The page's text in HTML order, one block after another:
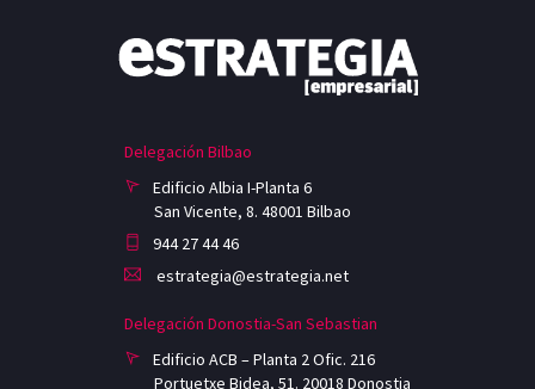
Delegación Bilbao
Edificio Albia I-Planta 6
San Vicente, 8. 48001 Bilbao
944 27 44 46
estrategia@estrategia.net
Delegación Donostia-San Sebastian
Edificio ACB – Planta 2 Ofic. 216
Portuetxe Bidea, 51. 20018 Donostia